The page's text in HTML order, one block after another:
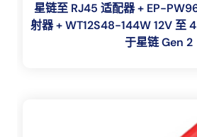
星链至 RJ45 适配器 + EP-
射器 + WT12S48-144W 12V 至
于星链 Gen 2